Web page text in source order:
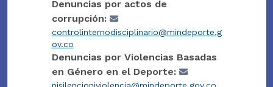
Denuncias por actos de
corrupción:
controlinternodisciplinario@mindeporte.g
ov.co
Denuncias por Violencias Basadas
en Género en el Deporte: